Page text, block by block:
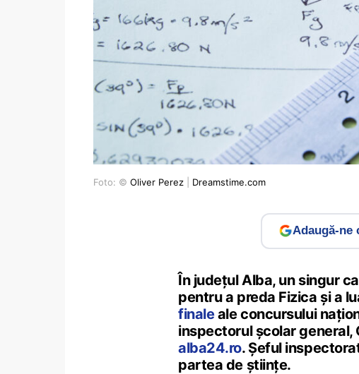
Foto: © Oliver Perez Dreamstime.com
Adaugă-ne
În județul Alba, un singur
pentru a preda Fizica și a
finaleale concursului
inspectorul școlar general,
alba24.ro. Șeful
partea de științe.